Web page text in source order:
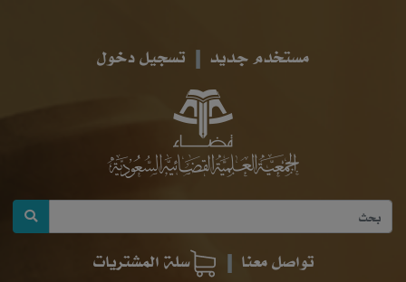
مستخدم جديد تسجيل دخول
تواصل معنا سلة المشتريات